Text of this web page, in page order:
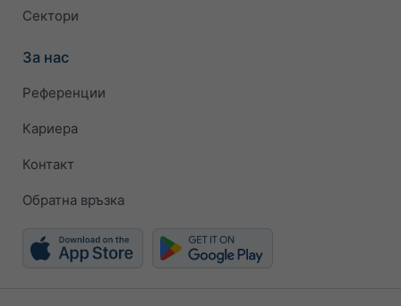
Сектори
За нас
Референции
Кариера
Контакт
Обратна връзка